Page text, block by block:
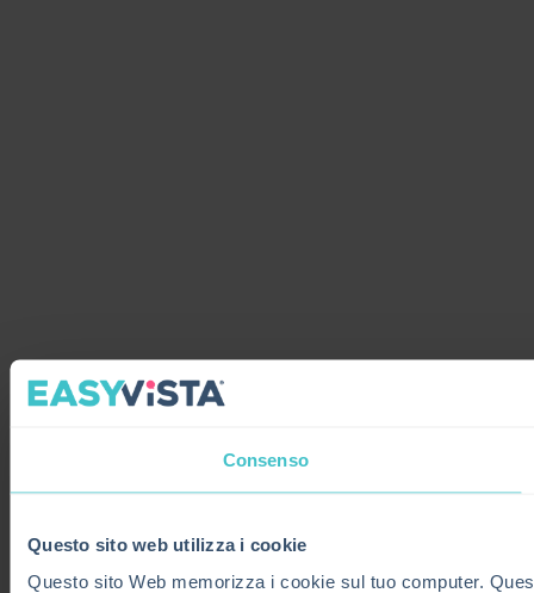
Consenso
Questo sito web utilizza i cookie
Questo sito Web memorizza i cookie sul tuo computer.